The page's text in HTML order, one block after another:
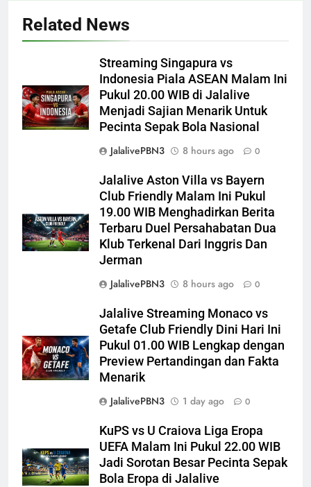
Related News
Streaming Singapura vs
Indonesia Piala ASEAN Malam Ini
Pukul 20.00 WIB di Jalalive
Menjadi Sajian Menarik Untuk
Pecinta Sepak Bola Nasional
JalalivePBN3
8 hours ago 0
Jalalive Aston Villa vs Bayern
Club Friendly Malam Ini Pukul
19.00 WIB Menghadirkan Berita
Terbaru Duel Persahabatan Dua
Klub Terkenal Dari Inggris Dan
Jerman
JalalivePBN3
8 hours ago 0
Jalalive Streaming Monaco vs
Getafe Club Friendly Dini Hari Ini
Pukul 01.00 WIB Lengkap dengan
Preview Pertandingan dan Fakta
Menarik
JalalivePBN3
1 day ago 0
KuPS vs U Craiova Liga Eropa
UEFA Malam Ini Pukul 22.00 WIB
Jadi Sorotan Besar Pecinta Sepak
Bola Eropa di Jalalive